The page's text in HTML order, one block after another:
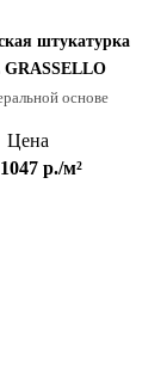
штукатурка
основе
Цена
1047 р./м²